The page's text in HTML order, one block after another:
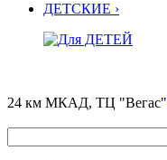
ДЕТСКИЕ ›
24 км МКАД, ТЦ "Вегас"